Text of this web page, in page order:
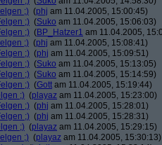
;) (phj am 11.04.2005, 15:00:45)
;) (Suko am 11.04.2005, 15:06:03)
;) (BP_Hatzer1 am 11.04.2005,
;) (phj am 11.04.2005, 15:08:41)
;) (phj am 11.04.2005, 15:09:51)
;) (Suko am 11.04.2005, 15:13:05)
;) (Suko am 11.04.2005, 15:14:59)
;) (Gott am 11.04.2005, 15:19:44)
;) (playaz am 11.04.2005, 15:23:00)
;) (phj am 11.04.2005, 15:28:01)
;) (phj am 11.04.2005, 15:28:31)
;) (playaz am 11.04.2005, 15:29:15)
;) (playaz am 11.04.2005, 15:30:13)